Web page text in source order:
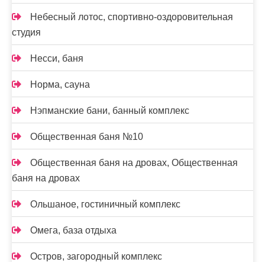
Небесный лотос, спортивно-оздоровительная
студия
Несси, баня
Норма, сауна
Нэпманские бани, банный комплекс
Общественная баня №10
Общественная баня на дровах, Общественная
баня на дровах
Ольшаное, гостиничный комплекс
Омега, база отдыха
Остров, загородный комплекс